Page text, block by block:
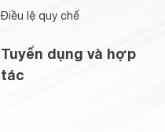
Điều lệ quy chế
Tuyển dụng và hợp
tác